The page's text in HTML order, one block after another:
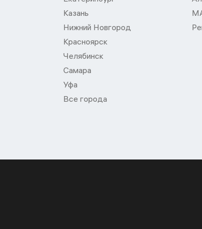
Казань
Нижний Новгород
Красноярск
Челябинск
Самара
Уфа
Все города